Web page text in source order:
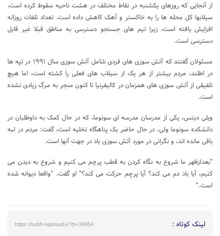
از آنجایی که روزهای یکشنبه در نقاط مختلف در هشت ناحیه سقوط کرده است،
سیلابها کل محله ها را به خاکستر و آهک کاهش داده است. تعداد تلفات روزانه
افزایش یافته است، زیرا تیم های جستجو دسترسی به مناطق قبلا غیر قابل
دسترسی است.
مسئولان گفتند که آتش سوزی های فردی شامل آتش سوزی سال ۱۹۹۱ در تپه ها
در اطلند، مردم بیشتر از هر یک از سیلاب های فعلی را کشته است، اما هیچ
تلفیقی از آتش سوزی های همزمان در کالیفرنیا تا کنون منجر به مرگ زیادی نشده
است.
ویلی دیتس، یکی از مدرسان مدرسه ای سونوما، که در حال کمک به داوطلبان در
دانشکده سونوما ولی، در حال حاضر یک پناهگاه تخلیه است، گفت: مردم در لبه
باقی مانده اند، و نگرانی در مورد آتش سوزی باد در جهت آنها است.
“بعدازظهر ما شروع به نگاه کردن به قطب پرچم می کنیم و شروع به دیدن می
کنیم، آیا باد دم می کند؟ آیا پرچم حرکت می کند؟” او گفت. “واقعا دیوانه شده
است.”
لینک کوتاه : https://sobh-eqtesad.ir/?p=34954